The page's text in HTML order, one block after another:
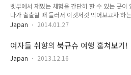
The Aurora Yellow Knife, Canada
iamjulie.com 오로라 여행기는 계속 됩니다..^^
벳부에서 재밌는 체험을 간단히 할 수 있는 곳이
다가 출출할 때 들러서 이것저것 먹어보고자 하
천! 벳푸 칸나와에 전해오는 "지옥찜요리"를 체험
에는 발찜질과 족욕을 할 수 있는 곳도 있어서..
후나 찜이 쪄지기를 기다리면서 족욕을 하면 좋다
전9시~오후9시 (접수는 8시까지) 휴일: 매월 3번
Japan 2014.01.27
여자들 취향의 북규슈 여행 훔쳐보기!
Japan 2013.12.16